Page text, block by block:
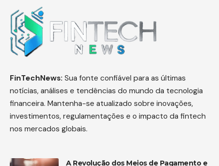
FinTechNews: Sua fonte confiável para as últimas
notícias, análises e tendências do mundo da tecnologia
financeira. Mantenha-se atualizado sobre inovações,
investimentos, regulamentações e o impacto da fintech
nos mercados globais.
A Revolução dos Meios de Pagamento e